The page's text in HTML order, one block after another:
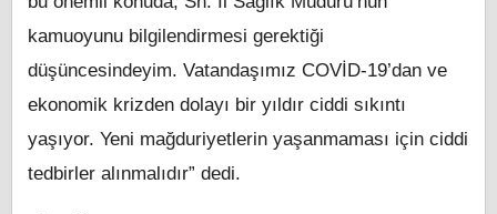
kamuoyunu bilgilendirmesi gerektiği
düşüncesindeyim. Vatandaşımız COVİD-19’dan ve
ekonomik krizden dolayı bir yıldır ciddi sıkıntı
yaşıyor. Yeni mağduriyetlerin yaşanmaması için ciddi
tedbirler alınmalıdır” dedi.